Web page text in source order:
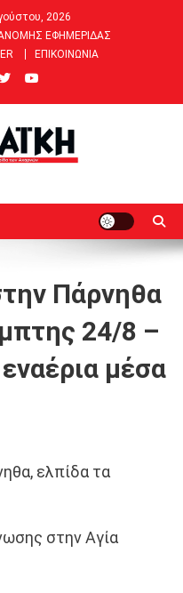
εργαλείων
2026
ΕΦΗΜΕΡΙΔΑΣ
ΕΠΙΚΟΙΝΩΝΙΑ
Εφημερίδα
Πάρνηθα
24/8 –
μέσα
ελπίδα τα
στην Αγία